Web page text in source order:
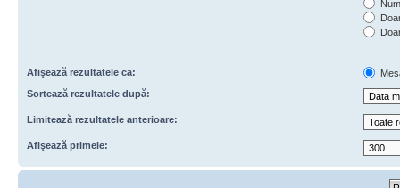
Afişează rezultatele ca:
Sortează rezultatele după:
Limitează rezultatele anterioare:
Afişează primele: